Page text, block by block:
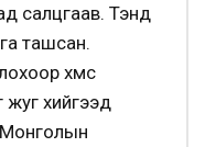
салцгаав. Тэнд
ташсан.
хүмүүс
хийгээд
Монголын